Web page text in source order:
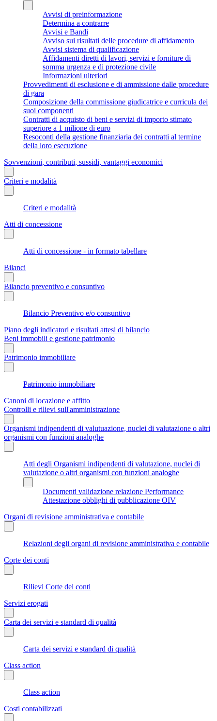
Avvisi di preinformazione
Determina a contrarre
Avvisi e Bandi
Avviso sui risultati delle procedure di affidamento
Avvisi sistema di qualificazione
Affidamenti diretti di lavori, servizi e forniture di
somma urgenza e di protezione civile
Informazioni ulteriori
Provvedimenti di esclusione e di ammissione dalle procedure
di gara
Composizione della commissione giudicatrice e curricula dei
suoi componenti
Contratti di acquisto di beni e servizi di importo stimato
superiore a 1 milione di euro
Resoconti della gestione finanziaria dei contratti al termine
della loro esecuzione
Sovvenzioni, contributi, sussidi, vantaggi economici
Criteri e modalità
Criteri e modalità
Atti di concessione
Atti di concessione - in formato tabellare
Bilanci
Bilancio preventivo e consuntivo
Bilancio Preventivo e/o consuntivo
Piano degli indicatori e risultati attesi di bilancio
Beni immobili e gestione patrimonio
Patrimonio immobiliare
Patrimonio immobiliare
Canoni di locazione e affitto
Controlli e rilievi sull'amministrazione
Organismi indipendenti di valutuazione, nuclei di valutazione o altri
organismi con funzioni analoghe
Atti degli Organismi indipendenti di valutazione, nuclei di
valutazione o altri organismi con funzioni analoghe
Documenti validazione relazione Performance
Attestazione obblighi di pubblicazione OIV
Organi di revisione amministrativa e contabile
Relazioni degli organi di revisione amministrativa e contabile
Corte dei conti
Rilievi Corte dei conti
Servizi erogati
Carta dei servizi e standard di qualità
Carta dei servizi e standard di qualità
Class action
Class action
Costi contabilizzati